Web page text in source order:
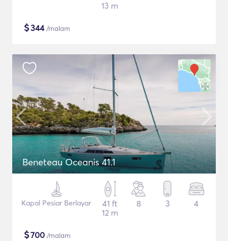
13 m
$344/malam
Beneteau Oceanis 41.1
Kapal Pesiar Berlayar
41 ft
12 m
8 3 4
$700 /malam